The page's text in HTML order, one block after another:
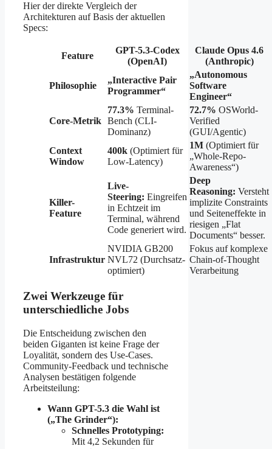
Hier der direkte Vergleich der
Architekturen auf Basis der aktuellen
Specs:
Feature
GPT-5.3-Codex
(OpenAI)
Claude Opus 4.6
(Anthropic)
Philosophie
„Interactive Pair
Programmer“
„Autonomous
Software
Engineer“
Core-Metrik
77.3% Terminal-
Bench (CLI-
Dominanz)
72.7% OSWorld-
Verified
(GUI/Agentic)
Context
Window
400k (Optimiert für
Low-Latency)
1M (Optimiert für
„Whole-Repo-
Awareness“)
Killer-
Feature
Live-
Steering: Eingreifen
in Echtzeit im
Terminal, während
Code generiert wird.
Deep
Reasoning: Versteht
implizite Constraints
und Seiteneffekte in
riesigen „Flat
Documents“ besser.
Infrastruktur
NVIDIA GB200
NVL72 (Durchsatz-
optimiert)
Fokus auf komplexe
Chain-of-Thought
Verarbeitung
Zwei Werkzeuge für
unterschiedliche Jobs
Die Entscheidung zwischen den
beiden Giganten ist keine Frage der
Loyalität, sondern des Use-Cases.
Community-Feedback und technische
Analysen bestätigen folgende
Arbeitsteilung:
Wann GPT-5.3 die Wahl ist
(„The Grinder“):
Schnelles Prototyping:
Mit 4,2 Sekunden für